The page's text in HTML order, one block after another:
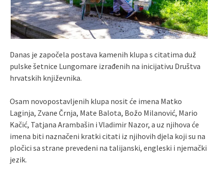
Danas je započela postava kamenih klupa s citatima duž
pulske šetnice Lungomare izrađenih na inicijativu Društva
hrvatskih književnika.
Osam novopostavljenih klupa nosit će imena Matko
Laginja, Zvane Črnja, Mate Balota, Božo Milanović, Mario
Kačić, Tatjana Arambašin i Vladimir Nazor, a uz njihova će
imena biti naznačeni kratki citati iz njihovih djela koji su na
pločici sa strane prevedeni na talijanski, engleski i njemački
jezik.